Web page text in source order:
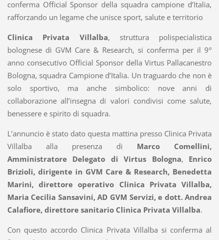
conferma Official Sponsor della squadra campione d’Italia,
rafforzando un legame che unisce sport, salute e territorio
Clinica Privata Villalba, struttura polispecialistica
bolognese di GVM Care & Research, si conferma per il 9°
anno consecutivo Official Sponsor della Virtus Pallacanestro
Bologna, squadra Campione d’Italia. Un traguardo che non è
solo sportivo, ma anche simbolico: nove anni di
collaborazione all’insegna di valori condivisi come salute,
benessere e spirito di squadra.
L’annuncio è stato dato questa mattina presso Clinica Privata
Villalba alla presenza di Marco Comellini,
Amministratore Delegato di Virtus Bologna, Enrico
Brizioli, dirigente in GVM Care & Research, Benedetta
Marini, direttore operativo Clinica Privata Villalba,
Maria Cecilia Sansavini, AD GVM Servizi, e dott. Andrea
Calafiore, direttore sanitario Clinica Privata Villalba.
Con questo accordo Clinica Privata Villalba si conferma al